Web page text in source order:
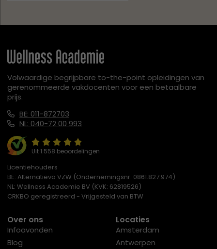
Volwaardige begrijpbare to-the-point opleidingen van
gerenommeerde vakdocenten voor een betaalbare
prijs.
BE: 011-872703
NL: 040-72 00 993
Uit 1.558 beoordelingen
Licentiehouders
BE: Alternatieva VZW (Ondernemingsnr: 0861.827.974)
NL: Wellness Academie BV (KVK: 62819526)
CRKBO geregistreerd - Vrijgesteld van BTW
Over ons
Infoavonden
Blog
Locaties
Amsterdam
Antwerpen